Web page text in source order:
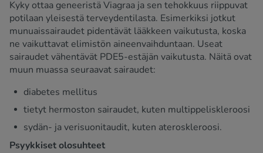
Kyky ottaa geneeristä Viagraa ja sen tehokkuus riippuvat
potilaan yleisestä terveydentilasta. Esimerkiksi jotkut
munuaissairaudet pidentävät lääkkeen vaikutusta, koska
ne vaikuttavat elimistön aineenvaihduntaan. Useat
sairaudet vähentävät PDE5-estäjän vaikutusta. Näitä ovat
muun muassa seuraavat sairaudet:
diabetes mellitus
tietyt hermoston sairaudet, kuten multippeliskleroosi
sydän- ja verisuonitaudit, kuten ateroskleroosi.
Psyykkiset olosuhteet